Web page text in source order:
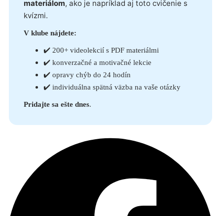
materiálom, ako je napríklad aj toto cvičenie s
kvízmi.
V klube nájdete:
✔️ 200+ videolekcií s PDF materiálmi
✔️ konverzačné a motivačné lekcie
✔️ opravy chýb do 24 hodín
✔️ individuálna spätná väzba na vaše otázky
Pridajte sa ešte dnes.